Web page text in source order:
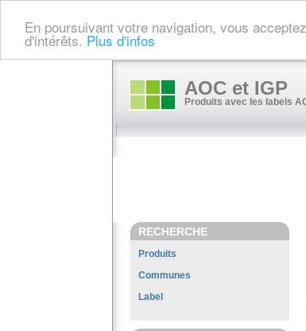
En poursuivant votre navigation, vous
d'intérêts. Plus d'infos
AOC et IGP
Produits avec les labels
RECHERCHE
Produits
Communes
Label